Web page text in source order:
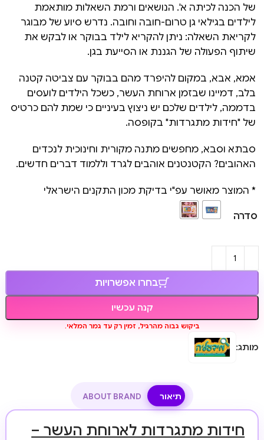
של הכנה לכיתה א'. הנושאים ורמת השאלות מותאמת
לילדים בגילאי גן טרום-חובה וחובה. נדרש סיוע של מבוגר
לקריאת השאלה: ניתן להקריא לילד בבוקר או לבקש את
שיתוף הפעולה של הגננת או הסייעת בגן.
אמא, אבא, במקום להיפרד מהם בבוקר עם צביטה קטנה
בלב, דמיינו שבזמן ארוחת העשר, כשכל הילדים לועסים
בדממה, לילדים שלכם יש ניצוץ בעיניים כי שמת להם כרטיס
של "חידות מתגרדות" בקופסה.
סבתא וסבא, מחפשים מתנה מקורית וחינוכית לנכדים
האהובים? הקטנטנים אוהבים לגרד וללמוד דברים חדשים.
* המוצר מאושר עפ"י בדיקת מכון התקנים הישראלי
סדרה
בחרו אפשרויות
קנה עכשיו
ביקוש גבוה מהרגיל, זמין רק עד גמר המלאי.
מותג:
תיאור ABOUT BRAND
חידות מתגרדות לארוחת העשר –